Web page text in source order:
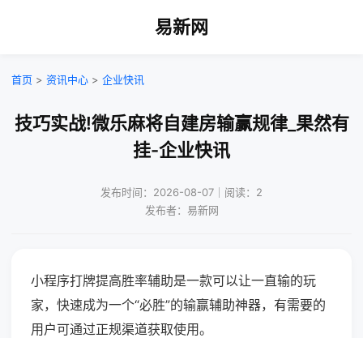
易新网
首页 > 资讯中心 > 企业快讯
技巧实战!微乐麻将自建房输赢规律_果然有
挂-企业快讯
发布时间：2026-08-07｜阅读：2
发布者：易新网
小程序打牌提高胜率辅助是一款可以让一直输的玩
家，快速成为一个“必胜”的输赢辅助神器，有需要的
用户可通过正规渠道获取使用。